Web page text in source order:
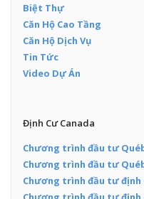
Biệt Thự
Căn Hộ Cao Tầng
Căn Hộ Dịch Vụ
Tin Tức
Video Dự Án
Định Cư Canada
Chương trình đầu tư
Chương trình đầu tư
Chương trình đầu tư định